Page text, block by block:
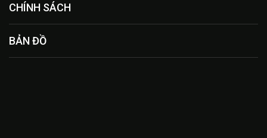
CHÍNH SÁCH
BẢN ĐỒ